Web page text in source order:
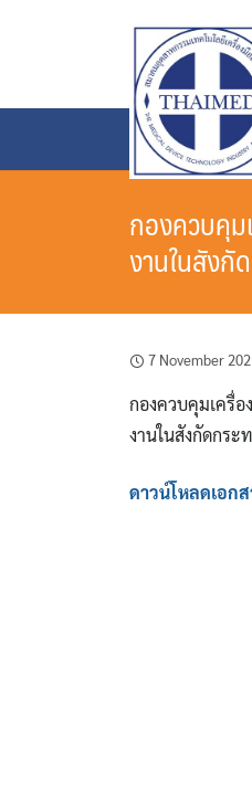
กองควบคุม
งานในสังกั
7 November
กองควบคุมเครื่
งานในสังกัดกระ
ดาวน์โหลดเอกส